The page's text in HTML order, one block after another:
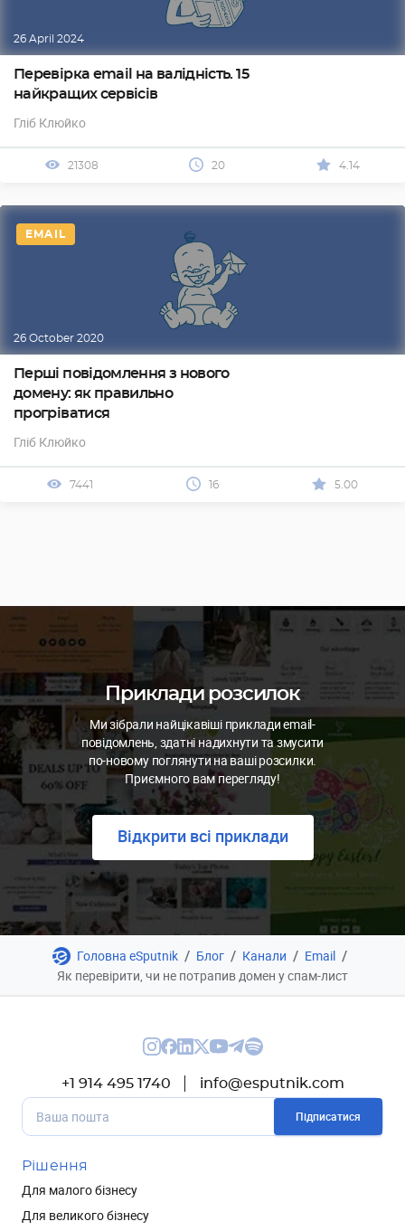
26 April 2024
Перевірка email на валідність. 15
найкращих сервісів
Гліб Клюйко
21308 20 4.14
EMAIL
26 October 2020
Перші повідомлення з нового
домену: як правильно
прогріватися
Гліб Клюйко
7441 16 5.00
Приклади розсилок
Ми зібрали найцікавіші приклади email-
повідомлень, здатні надихнути та змусити
по-новому поглянути на ваші розсилки.
Приємного вам перегляду!
Відкрити всі приклади
Головна eSputnik / Блог / Канали / Email /
Як перевірити, чи не потрапив домен у спам-лист
+1 914 495 1740 info@esputnik.com
Підписатися
Рішення
Для малого бізнесу
Для великого бізнесу